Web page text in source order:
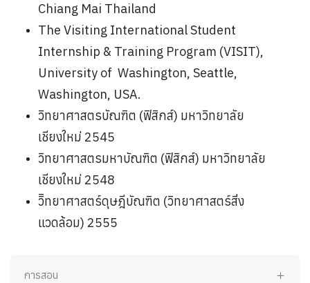
Chiang Mai Thailand
The Visiting International Student
Internship & Training Program (VISIT),
University of Washington, Seattle,
Washington, USA.
วิทยาศาสตรบัณฑิต (ฟิสิกส์) มหาวิทยาลัย
เชียงใหม่ 2545
วิทยาศาสตรมหาบัณฑิต (ฟิสิกส์) มหาวิทยาลัย
เชียงใหม่ 2548
วิิทยาศาสตร์ดุษฎีบัณฑิต (วิทยาศาสตร์สิ่ง
แวดล้อม) 2555
การสอน